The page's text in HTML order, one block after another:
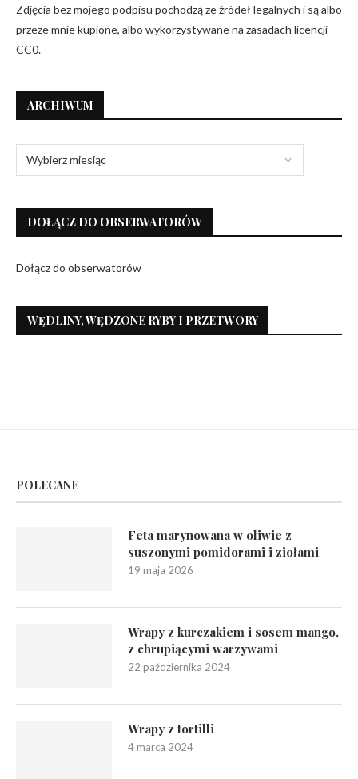
Zdjęcia bez mojego podpisu pochodzą ze źródeł legalnych i są albo
przeze mnie kupione, albo wykorzystywane na zasadach licencji
CC0.
ARCHIWUM
DOŁĄCZ DO OBSERWATORÓW
Dołącz do obserwatorów
WĘDLINY, WĘDZONE RYBY I PRZETWORY
POLECANE
Feta marynowana w oliwie z
suszonymi pomidorami i ziołami
19 maja 2026
Wrapy z kurczakiem i sosem mango,
z chrupiącymi warzywami
22 października 2024
Wrapy z tortilli
4 marca 2024